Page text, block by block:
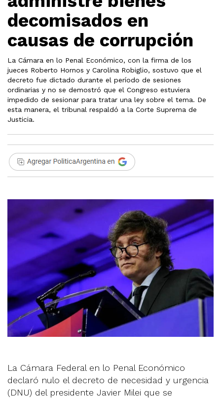
decomisados en
causas de corrupción
La Cámara en lo Penal Económico, con la firma de los
jueces Roberto Hornos y Carolina Robiglio, sostuvo que el
decreto fue dictado durante el período de sesiones
ordinarias y no se demostró que el Congreso estuviera
impedido de sesionar para tratar una ley sobre el tema. De
esta manera, el tribunal respaldó a la Corte Suprema de
Justicia.
La Cámara Federal en lo Penal Económico
declaró nulo el decreto de necesidad y urgencia
(DNU) del presidente Javier Milei que se